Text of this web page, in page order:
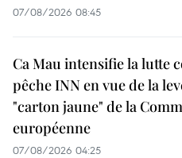
07/08/2026 08:45
Ca Mau intensifie la lutte
pêche INN en vue de la
"carton jaune" de la
européenne
07/08/2026 04:25